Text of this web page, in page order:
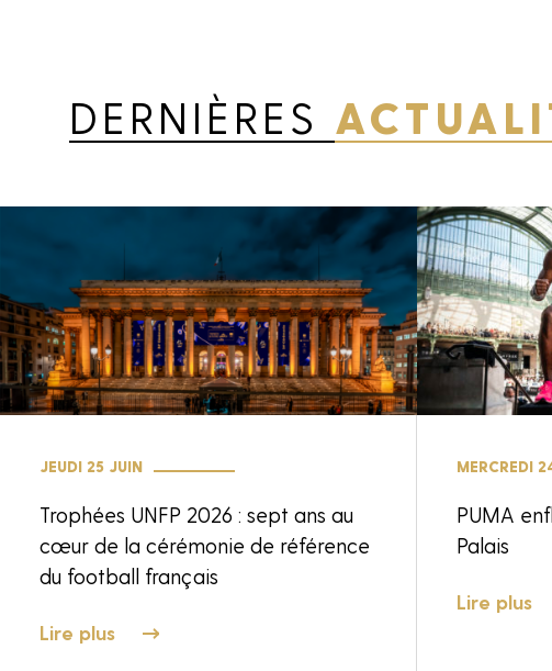
DERNIÈRES
JEUDI 25 JUIN
Trophées UNFP 2026 : sept ans au
cœur de la cérémonie de référence
du football français
Lire plus
MERCREDI
PUMA
Palais
Lire plus